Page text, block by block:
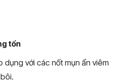
tổn
dụng với các nốt mụn ẩn viêm